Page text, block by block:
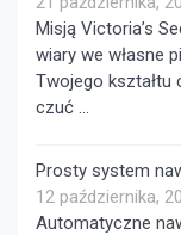
Misją Victoria’s
wiary we własne
Twojego kształtu
czuć …
Prosty system
12 października,
Automatyczne